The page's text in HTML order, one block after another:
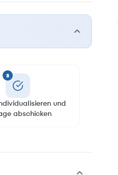
3
und
abschicken